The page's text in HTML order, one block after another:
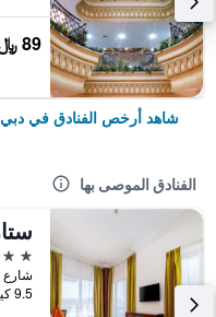
89 ﷼
شاهد أرخص الفنادق في دبي
الفنادق الموصى بها
4 نجوم
9.5 كيلومتر عن وسط المدينة